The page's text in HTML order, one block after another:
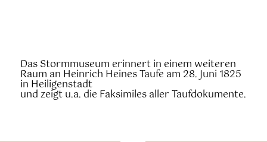
Das Stormmuseum erinnert in einem weiteren
Raum an Heinrich Heines Taufe am 28. Juni 1825
in Heiligenstadt
und zeigt u.a. die Faksimiles aller Taufdokumente.